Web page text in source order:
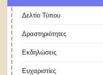
Δελτίο Τύπου
Δραστηριότητες
Εκδηλώσεις
Ευχαριστίες